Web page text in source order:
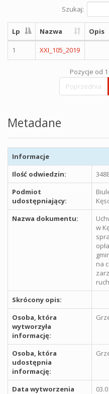
Szukaj:
Lp Nazwa Opis
1 XXI_105_2019
Pozycje od 1
Poprzednia
Metadane
Informacje
Ilość odwiedzin:
Podmiot
udostępniający:
Nazwa dokumentu:
w
na
Skrócony opis:
Osoba, która
wytworzyła
informację:
Osoba, która
udostępnia
informację:
Data wytworzenia